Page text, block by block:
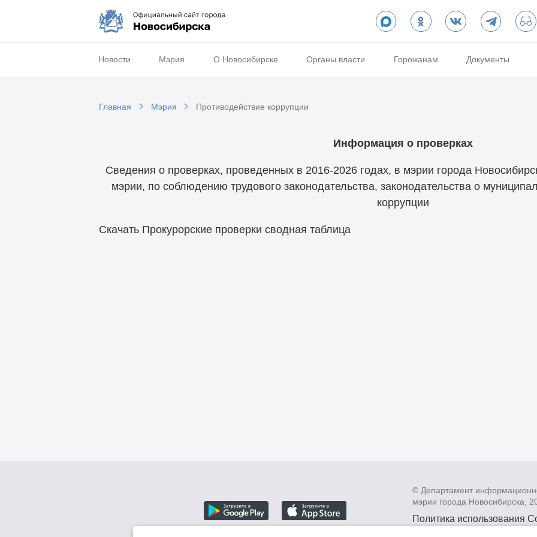
Новости Мэрия О Новосибирске Органы власти Горожанам Документы
Главная Мэрия Противодействие коррупции
Информация о проверках
Сведения о проверках, проведенных в 2016-2026 годах, в мэрии города
мэрии, по соблюдению трудового законодательства, законодательства о
коррупции
Скачать Прокурорские проверки сводная таблица
© Департамент
мэрии города Новосибирска,
Политика использования